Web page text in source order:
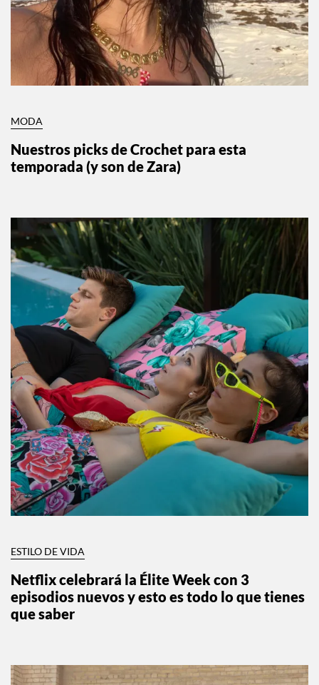
MODA
Nuestros picks de Crochet para esta
temporada (y son de Zara)
ESTILO DE VIDA
Netflix celebrará la Élite Week con 3
episodios nuevos y esto es todo lo que tienes
que saber